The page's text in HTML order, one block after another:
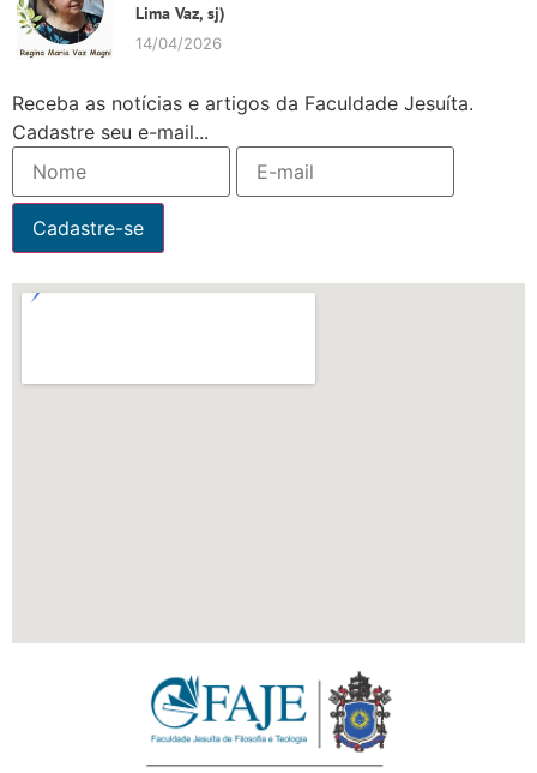
Lima Vaz, sj)
14/04/2026
Receba as notícias e artigos da Faculdade Jesuíta.
Cadastre seu e-mail...